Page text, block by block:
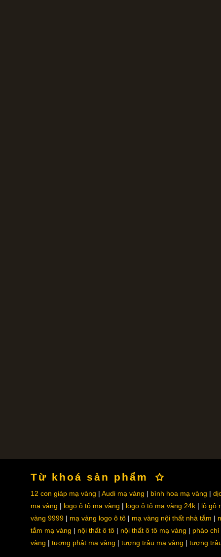
Từ khoá sản phẩm
12 con giáp mạ vàng Audi mạ vàng bình hoa mạ vàng
mạ vàng
logo ô tô mạ vàng logo ô tô mạ vàng 24k
lô gô
vàng 9999
mạ vàng logo ô tô mạ vàng nội thất nhà tắm
tắm mạ vàng
nội thất ô tô nội thất ô tô mạ vàng
phào chỉ
vàng
tượng phật mạ vàng tượng trâu mạ vàng tượng